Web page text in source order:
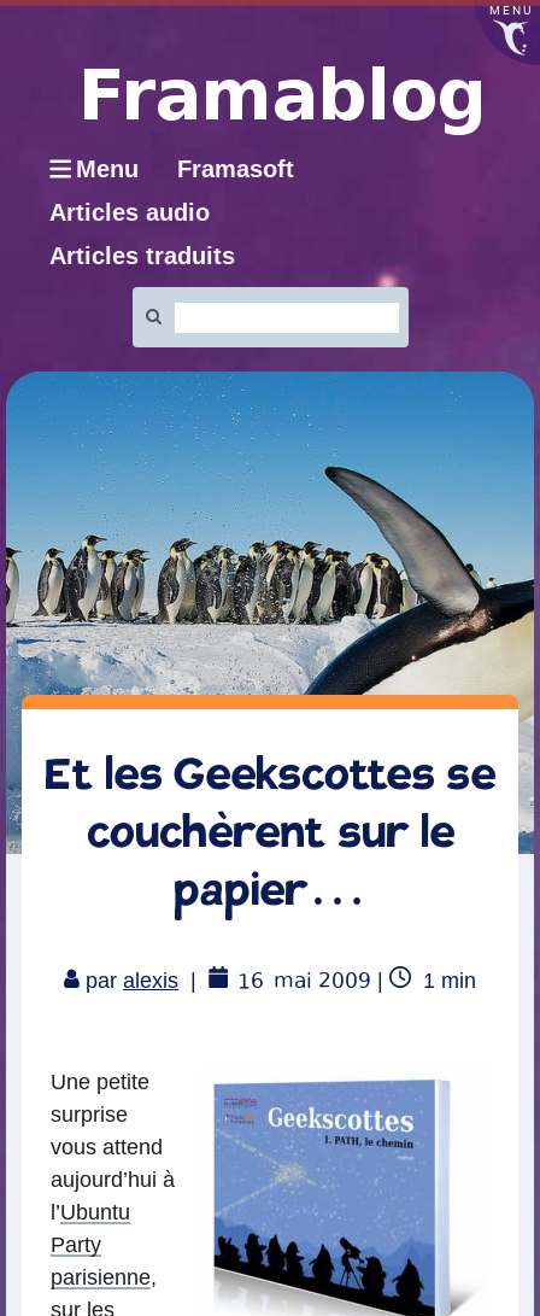
MENU
Menu
Framasoft
Articles audio
Articles traduits
:
Et les Geekscottes se
couchèrent sur le
papier…
paralexis 16 mai 2009
Temps
1min
Une petite
surprise
vous attend
aujourd’hui à
l’Ubuntu
Party
parisienne,
sur les